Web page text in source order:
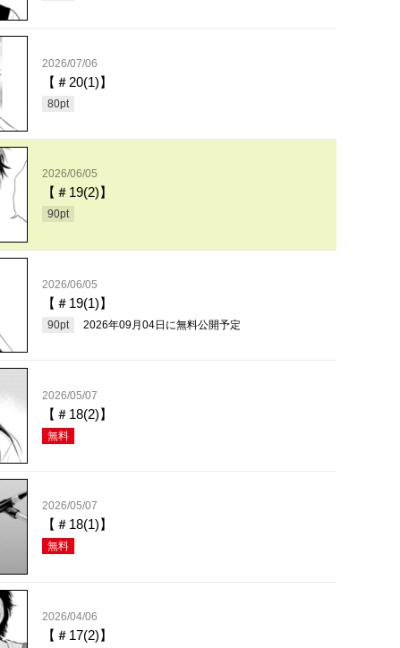
2026/07/06
【＃20(1)】
80pt
2026/06/05
【＃19(2)】
90pt
2026/06/05
【＃19(1)】
90pt 2026年09月04日 に無料公開予定
2026/05/07
【＃18(2)】
無料
2026/05/07
【＃18(1)】
無料
2026/04/06
【＃17(2)】